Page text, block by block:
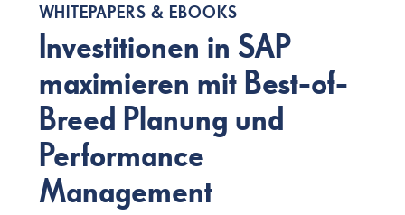
Lösungen
Plattform
Services
Ressourcen
WHITEPAPERS & EBOOKS
Investitionen in SAP
maximieren mit Best-of-
Breed Planung und
Performance
Management